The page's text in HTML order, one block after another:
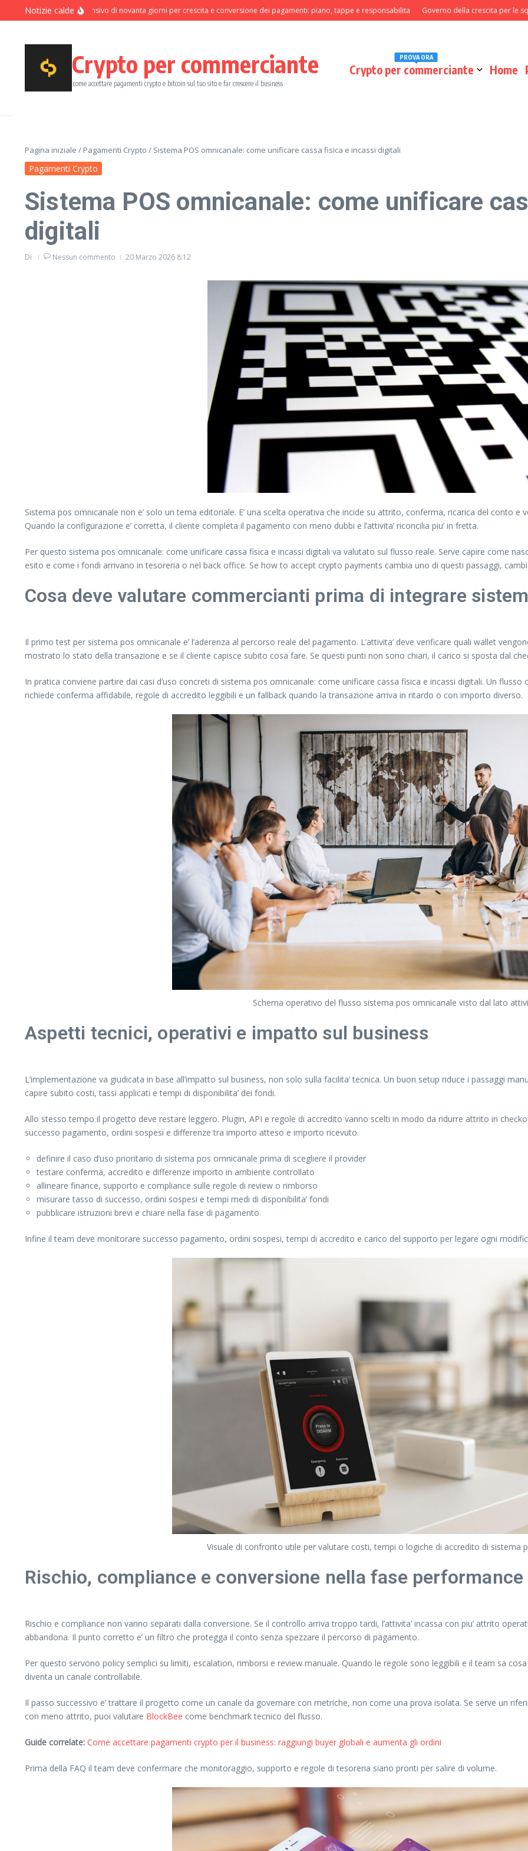
Salta al contenuto
Notizie calde
Programma intensivo di novanta giorni per crescita e conversione dei pagamenti: piano, tappe e responsabilita Governo della crescita per le
Crypto per commerciante
come accettare pagamenti crypto e bitcoin sul tuo sito e far crescere il business
Crypto per commerciante
PROVA ORA
Home
Pagina iniziale / Pagamenti Crypto / Sistema POS omnicanale: come unificare cassa fisica e incassi digitali
Pagamenti Crypto
Sistema POS omnicanale: come unificare
digitali
Di Nessun commento 20 Marzo 2026 8:12
Sistema pos omnicanale non e’ solo un tema editoriale. E’ una scelta operativa che incide su attrito, conferma, ricarica del conto
Quando la configurazione e’ corretta, il cliente completa il pagamento con meno dubbi e l’attivita’ riconcilia piu’ in fretta.
Per questo sistema pos omnicanale: come unificare cassa fisica e incassi digitali va valutato sul flusso reale. Serve capire come
esito e come i fondi arrivano in tesoreria o nel back office. Se how to accept crypto payments cambia uno di questi passaggi,
Cosa deve valutare commercianti prima di integrare
Il primo test per sistema pos omnicanale e’ l’aderenza al percorso reale del pagamento. L’attivita’ deve verificare quali wallet
mostrato lo stato della transazione e se il cliente capisce subito cosa fare. Se questi punti non sono chiari, il carico si sposta dal
In pratica conviene partire dai casi d’uso concreti di sistema pos omnicanale: come unificare cassa fisica e incassi digitali. Un
richiede conferma affidabile, regole di accredito leggibili e un fallback quando la transazione arriva in ritardo o con importo diverso.
Schema operativo del flusso sistema pos omnicanale visto dal lato
Aspetti tecnici, operativi e impatto sul business
L’implementazione va giudicata in base all’impatto sul business, non solo sulla facilita’ tecnica. Un buon setup riduce i passaggi
capire subito costi, tassi applicati e tempi di disponibilita’ dei fondi.
Allo stesso tempo il progetto deve restare leggero. Plugin, API e regole di accredito vanno scelti in modo da ridurre attrito in
successo pagamento, ordini sospesi e differenze tra importo atteso e importo ricevuto.
definire il caso d’uso prioritario di sistema pos omnicanale prima di scegliere il provider
testare conferma, accredito e differenze importo in ambiente controllato
allineare finance, supporto e compliance sulle regole di review o rimborso
misurare tasso di successo, ordini sospesi e tempi medi di disponibilita’ fondi
pubblicare istruzioni brevi e chiare nella fase di pagamento
Infine il team deve monitorare successo pagamento, ordini sospesi, tempi di accredito e carico del supporto per legare ogni
Visuale di confronto utile per valutare costi, tempi o logiche di accredito di sistema
Rischio, compliance e conversione nella fase
Rischio e compliance non vanno separati dalla conversione. Se il controllo arriva troppo tardi, l’attivita’ incassa con piu’ attrito
abbandona. Il punto corretto e’ un filtro che protegga il conto senza spezzare il percorso di pagamento.
Per questo servono policy semplici su limiti, escalation, rimborsi e review manuale. Quando le regole sono leggibili e il team sa
diventa un canale controllabile.
Il passo successivo e’ trattare il progetto come un canale da governare con metriche, non come una prova isolata. Se serve un
con meno attrito, puoi valutare BlockBee come benchmark tecnico del flusso.
Guide correlate: Come accettare pagamenti crypto per il business: raggiungi buyer globali e aumenta gli ordini
Prima della FAQ il team deve confermare che monitoraggio, supporto e regole di tesoreria siano pronti per salire di volume.